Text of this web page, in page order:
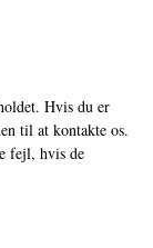
Hvis du er
til at kontakte os.
fejl, hvis de